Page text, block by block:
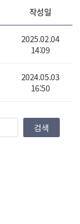
작성일
2025.02.04
14:09
2024.05.03
16:50
검색